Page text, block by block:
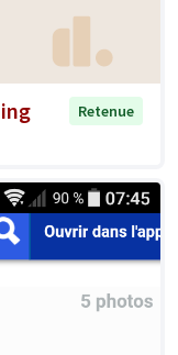
Retenue